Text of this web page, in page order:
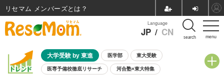
menu
Language
JP / CN search
大学受験 by 東進 医学部 東大受験
医専予備校徹底リサーチ 河合塾×東大特集
リセマム メンバーズ